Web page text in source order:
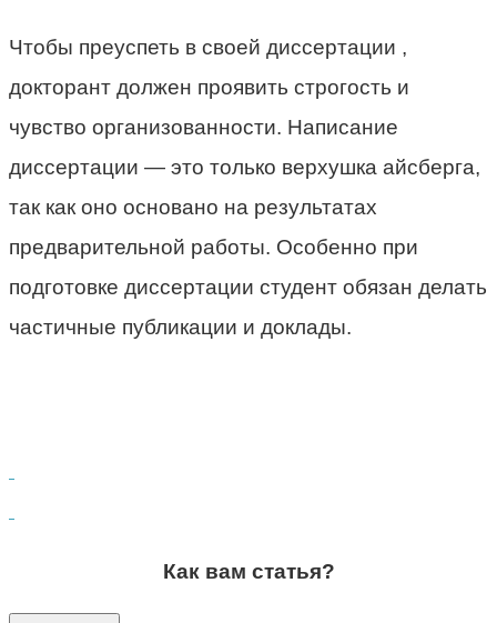
Чтобы преуспеть в своей диссертации ,
докторант должен проявить строгость и
чувство организованности. Написание
диссертации — это только верхушка айсберга,
так как оно основано на результатах
предварительной работы. Особенно при
подготовке диссертации студент обязан делать
частичные публикации и доклады.
Как вам статья?